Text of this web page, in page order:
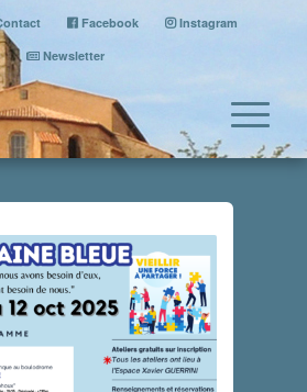
Facebook
Instagram
Newsletter